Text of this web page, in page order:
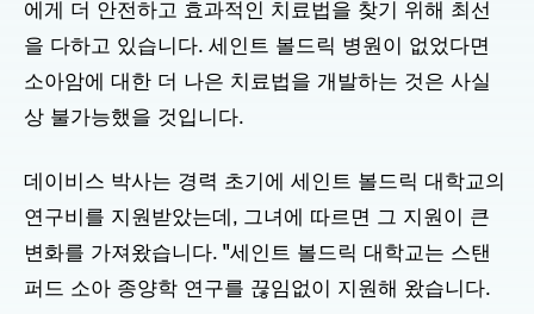
에게 더 안전하고 효과적인 치료법을 찾기 위해 최선
을 다하고 있습니다. 세인트 볼드릭 병원이 없었다면
소아암에 대한 더 나은 치료법을 개발하는 것은 사실
상 불가능했을 것입니다.
데이비스 박사는 경력 초기에 세인트 볼드릭 대학교의
연구비를 지원받았는데, 그녀에 따르면 그 지원이 큰
변화를 가져왔습니다. "세인트 볼드릭 대학교는 스탠
퍼드 소아 종양학 연구를 끊임없이 지원해 왔습니다.